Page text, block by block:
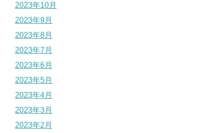
2023年10月
2023年9月
2023年8月
2023年7月
2023年6月
2023年5月
2023年4月
2023年3月
2023年2月